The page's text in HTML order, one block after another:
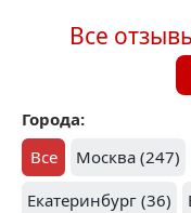
Все
Города:
Все
Москва (247)
Екатеринбург (36)